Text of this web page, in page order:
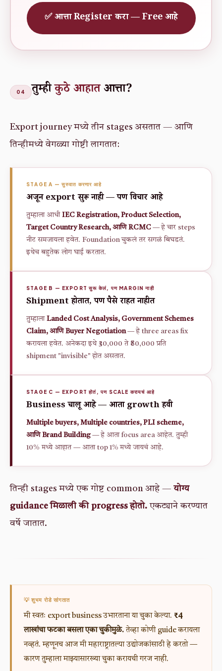
✅ आत्ता Register करा — Free आहे
04 तुम्हीकुठे आहातआत्ता?
Export journey मध्ये तीन stages असतात — आणि
तिन्हीमध्ये वेगळ्या गोष्टी लागतात:
STAGE A — सुरुवात करणार आहे
अजून export सुरू नाही — पण विचार आहे
तुम्हाला आधी IEC Registration, Product Selection,
Target Country Research, आणि RCMC — हे चार steps
नीट समजायला हवेत. Foundation चुकलं तर सगळं बिघडतं.
इथेच बहुतेक लोग घाई करतात.
STAGE B — EXPORT सुरू केलं, पण MARGIN नाही
Shipment होतात, पण पैसे राहत नाहीत
तुम्हाला Landed Cost Analysis, Government Schemes
Claim, आणि Buyer Negotiation— हे three areas fix
करायला हवेत. अनेकदा इथे ₹30,000 ते ₹80,000 प्रति
shipment "invisible" होत असतात.
STAGE C — EXPORT होतं, पण SCALE करायचं आहे
Business चालू आहे — आता growth हवी
Multiple buyers, Multiple countries, PLI scheme,
आणि Brand Building — हे आता focus area आहेत. तुम्ही
10% मध्ये आहात — आता top 1% मध्ये जायचं आहे.
तिन्ही stages मध्ये एक गोष्ट common आहे — योग्य
guidance मिळाली की progress होतो. एकट्याने करण्यात
वर्षे जातात.
💡 शुभम रोडे सांगतात
मी स्वतः export business उभारताना या चुका केल्या. ₹4
लाखांचा फटका बसला एका चुकीमुळे.तेव्हा कोणी guide करायला
नव्हतं. म्हणूनच आज मी महाराष्ट्रातल्या उद्योजकांसाठी हे करतो —
कारण तुम्हाला माझ्यासारख्या चुका करायची गरज नाही.